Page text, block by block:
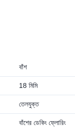
বাঁশ
18 মিমি
তেলযুক্ত
বাঁশের ডেকিং ফ্লোরিং